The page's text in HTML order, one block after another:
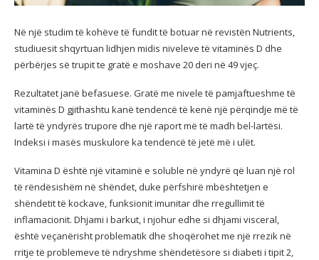
Në një studim të kohëve të fundit të botuar në revistën Nutrients,
studiuesit shqyrtuan lidhjen midis niveleve të vitaminës D dhe
përbërjes së trupit te gratë e moshave 20 deri në 49 vjeç.
Rezultatet janë befasuese. Gratë me nivele të pamjaftueshme të
vitaminës D gjithashtu kanë tendencë të kenë një përqindje më të
lartë të yndyrës trupore dhe një raport më të madh bel-lartësi.
Indeksi i masës muskulore ka tendencë të jetë më i ulët.
Vitamina D është një vitaminë e soluble në yndyrë që luan një rol
të rëndësishëm në shëndet, duke përfshirë mbështetjen e
shëndetit të kockave, funksionit imunitar dhe rregullimit të
inflamacionit. Dhjami i barkut, i njohur edhe si dhjami visceral,
është veçanërisht problematik dhe shoqërohet me një rrezik në
rritje të problemeve të ndryshme shëndetësore si diabeti i tipit 2,